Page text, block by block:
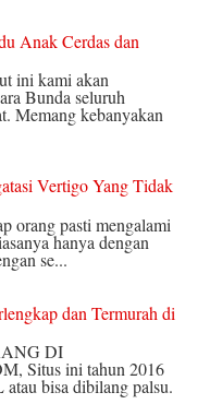
Anak Cerdas dan
ini kami akan
Bunda seluruh
Memang kebanyakan
Vertigo Yang Tidak
orang pasti mengalami
hanya dengan
se...
dan Termurah di
DI
Situs ini tahun 2016
bisa dibilang palsu.